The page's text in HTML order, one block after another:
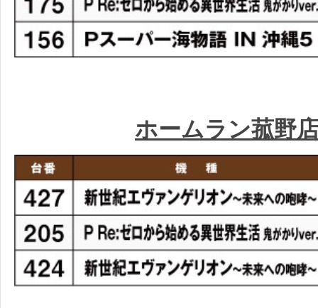
ホームラン菰野